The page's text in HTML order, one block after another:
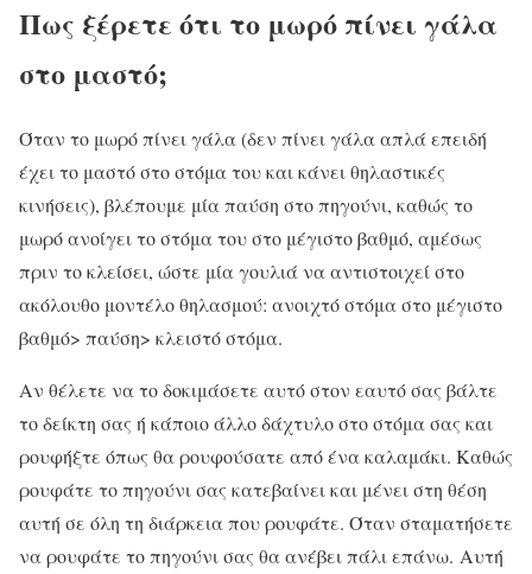
Πως ξέρετε ότι το μωρό πίνει γάλα
στο μαστό;
Όταν το μωρό πίνει γάλα (δεν πίνει γάλα απλά επειδή
έχει το μαστό στο στόμα του και κάνει θηλαστικές
κινήσεις), βλέπουμε μία παύση στο πηγούνι, καθώς το
μωρό ανοίγει το στόμα του στο μέγιστο βαθμό, αμέσως
πριν το κλείσει, ώστε μία γουλιά να αντιστοιχεί στο
ακόλουθο μοντέλο θηλασμού: ανοιχτό στόμα στο μέγιστο
βαθμό> παύση> κλειστό στόμα.
Αν θέλετε να το δοκιμάσετε αυτό στον εαυτό σας βάλτε
το δείκτη σας ή κάποιο άλλο δάχτυλο στο στόμα σας και
ρουφήξτε όπως θα ρουφούσατε από ένα καλαμάκι. Καθώς
ρουφάτε το πηγούνι σας κατεβαίνει και μένει στη θέση
αυτή σε όλη τη διάρκεια που ρουφάτε. Όταν σταματήσετε
να ρουφάτε το πηγούνι σας θα ανέβει πάλι επάνω. Αυτή